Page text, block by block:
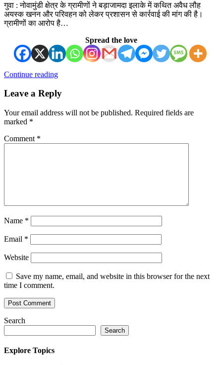
गुवा : नोवामुंडी क्षेत्र के ग्रामीणों ने बड़ाजामदा इलाके में कथित अवैध लौह
अयस्क खनन और परिवहन को लेकर प्रशासन से कार्रवाई की मांग की है।
ग्रामीणों का आरोप है…
Spread the love
Continue reading
Leave a Reply
Your email address will not be published. Required fields are
marked *
Comment *
Name *
Email *
Website
Save my name, email, and website in this browser for the next
time I comment.
Search
Search
Explore Topics